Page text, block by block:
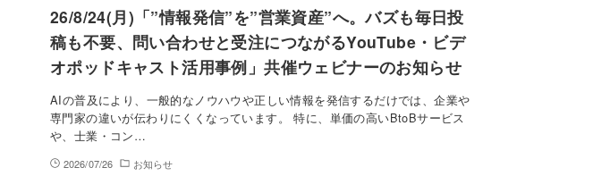
26/8/24(月)「”情報発信”を”営業資産”へ。バズも毎日投
稿も不要、問い合わせと受注につながるYouTube・ビデ
オポッドキャスト活用事例」共催ウェビナーのお知らせ
AIの普及により、一般的なノウハウや正しい情報を発信するだけでは、企業や
専門家の違いが伝わりにくくなっています。 特に、単価の高いBtoBサービス
や、士業・コン…
2026/07/26 お知らせ